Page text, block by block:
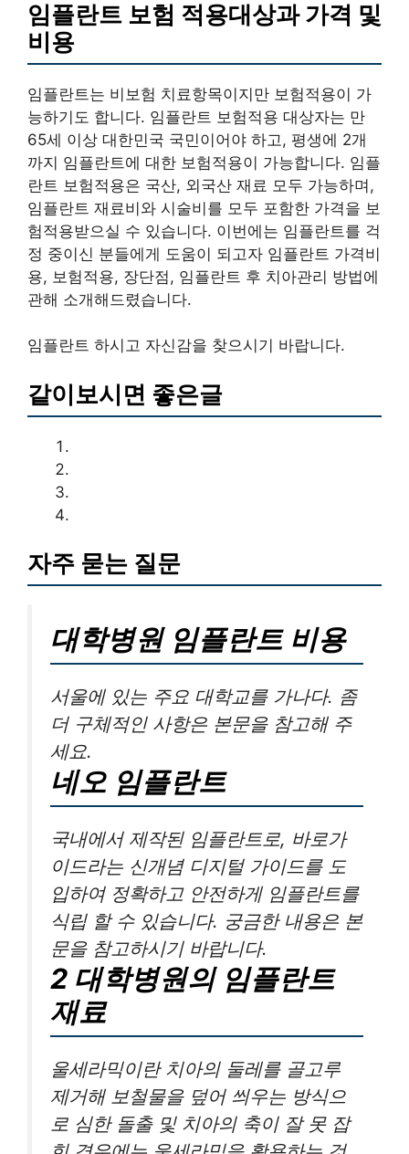
임플란트 보험 적용대상과 가격 및
비용
임플란트는 비보험 치료항목이지만 보험적용이 가
능하기도 합니다. 임플란트 보험적용 대상자는 만
65세 이상 대한민국 국민이어야 하고, 평생에 2개
까지 임플란트에 대한 보험적용이 가능합니다. 임플
란트 보험적용은 국산, 외국산 재료 모두 가능하며,
임플란트 재료비와 시술비를 모두 포함한 가격을 보
험적용받으실 수 있습니다. 이번에는 임플란트를 걱
정 중이신 분들에게 도움이 되고자 임플란트 가격비
용, 보험적용, 장단점, 임플란트 후 치아관리 방법에
관해 소개해드렸습니다.
임플란트 하시고 자신감을 찾으시기 바랍니다.
같이보시면 좋은글
자주 묻는 질문
대학병원 임플란트 비용
서울에 있는 주요 대학교를 가나다. 좀
더 구체적인 사항은 본문을 참고해 주
세요.
네오 임플란트
국내에서 제작된 임플란트로, 바로가
이드라는 신개념 디지털 가이드를 도
입하여 정확하고 안전하게 임플란트를
식립 할 수 있습니다. 궁금한 내용은 본
문을 참고하시기 바랍니다.
2 대학병원의 임플란트
재료
울세라믹이란 치아의 둘레를 골고루
제거해 보철물을 덮어 씌우는 방식으
로 심한 돌출 및 치아의 축이 잘 못 잡